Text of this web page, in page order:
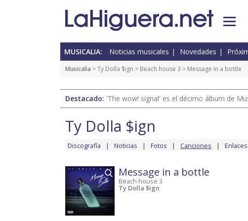
MUSICALIA: Noticias musicales Novedades
Musicalia >Ty Dolla $ign > Beach house 3 > Message in a bottle
Destacado: 'The wow! signal' es el décimo álbum de
Ty Dolla $ign
Discografía Noticias Fotos Canciones Enlaces
Message in a bottle
Beach house 3
Ty Dolla $ign